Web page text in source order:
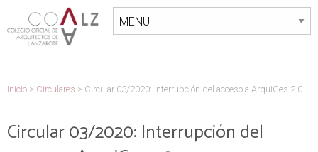
Inicio > Circulares > Circular 03/2020: Interrupción del acceso a ArquiGes 2.0
Circular 03/2020: Interrupción del